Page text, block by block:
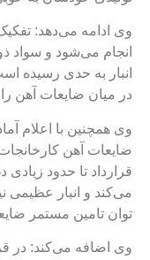
وی ادامه می‌دهد:
انجام می‌شود و سواد
انبار به حدی رسیده
در میان ضایعات آهن
وی همچنین با اعلام
ضایعات آهن
قرارداد تا حدود زیادی
توان تامین مستمر
وی اضافه می‌کند: در